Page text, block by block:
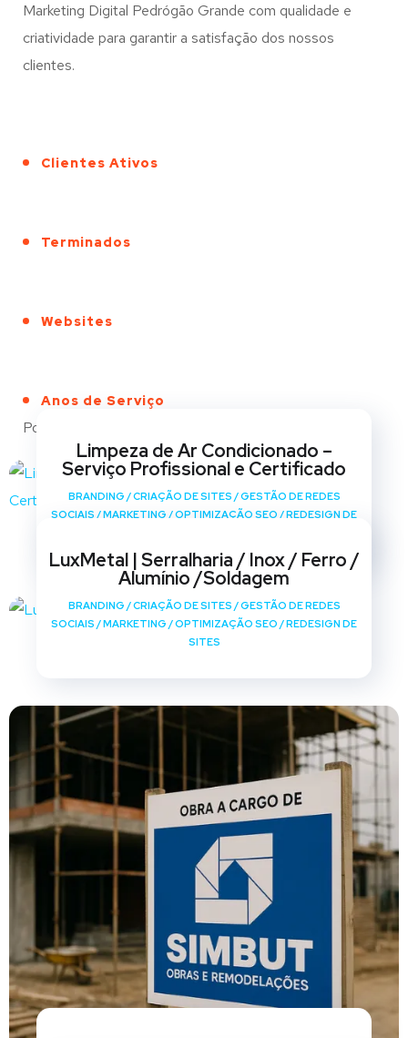
Marketing Digital Pedrógão Grande com qualidade e
criatividade para garantir a satisfação dos nossos
clientes.
Clientes Ativos
Terminados
Websites
Anos de Serviço
Portfólio
Limpeza de Ar Condicionado –
Serviço Profissional e Certificado
BRANDING /CRIAÇÃO DE SITES /GESTÃO DE REDES
SOCIAIS /MARKETING /OPTIMIZAÇÃO SEO /REDESIGN DE
LuxMetal | Serralharia / Inox / Ferro /
Alumínio /Soldagem
BRANDING /CRIAÇÃO DE SITES /GESTÃO DE REDES
SOCIAIS /MARKETING /OPTIMIZAÇÃO SEO /REDESIGN DE
SITES